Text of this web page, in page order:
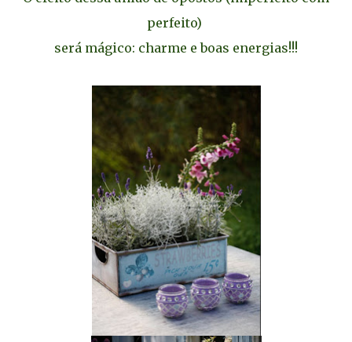
perfeito)
será mágico: charme e boas energias!!!